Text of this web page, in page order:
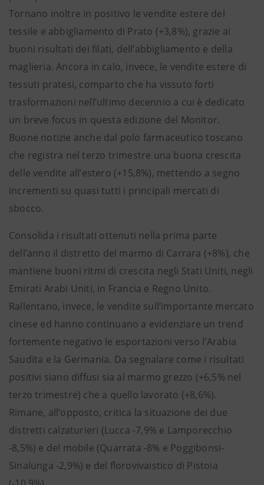
Tornano inoltre in positivo le vendite estere del
tessile e abbigliamento di Prato (+3,8%), grazie ai
buoni risultati dei filati, dell’abbigliamento e della
maglieria. Ancora in calo, invece, le vendite estere di
tessuti pratesi, comparto che ha vissuto forti
trasformazioni nell’ultimo decennio a cui è dedicato
un breve focus in questa edizione del Monitor.
Buone notizie anche dal polo farmaceutico toscano
che registra nel terzo trimestre una buona crescita
delle vendite all’estero (+15,8%), mettendo a segno
incrementi su quasi tutti i principali mercati di
sbocco.
Consolida i risultati ottenuti nella prima parte
dell’anno il distretto del marmo di Carrara (+8%), che
mantiene buoni ritmi di crescita negli Stati Uniti, negli
Emirati Arabi Uniti, in Francia e Regno Unito.
Rallentano, invece, le vendite sull’importante mercato
cinese ed hanno continuano a evidenziare un trend
fortemente negativo le esportazioni verso l’Arabia
Saudita e la Germania. Da segnalare come i risultati
positivi siano diffusi sia al marmo grezzo (+6,5% nel
terzo trimestre) che a quello lavorato (+8,6%).
Rimane, all’opposto, critica la situazione dei due
distretti calzaturieri (Lucca -7,9% e Lamporecchio
-8,5%) e del mobile (Quarrata -8% e Poggibonsi-
Sinalunga -2,9%) e del florovivaistico di Pistoia